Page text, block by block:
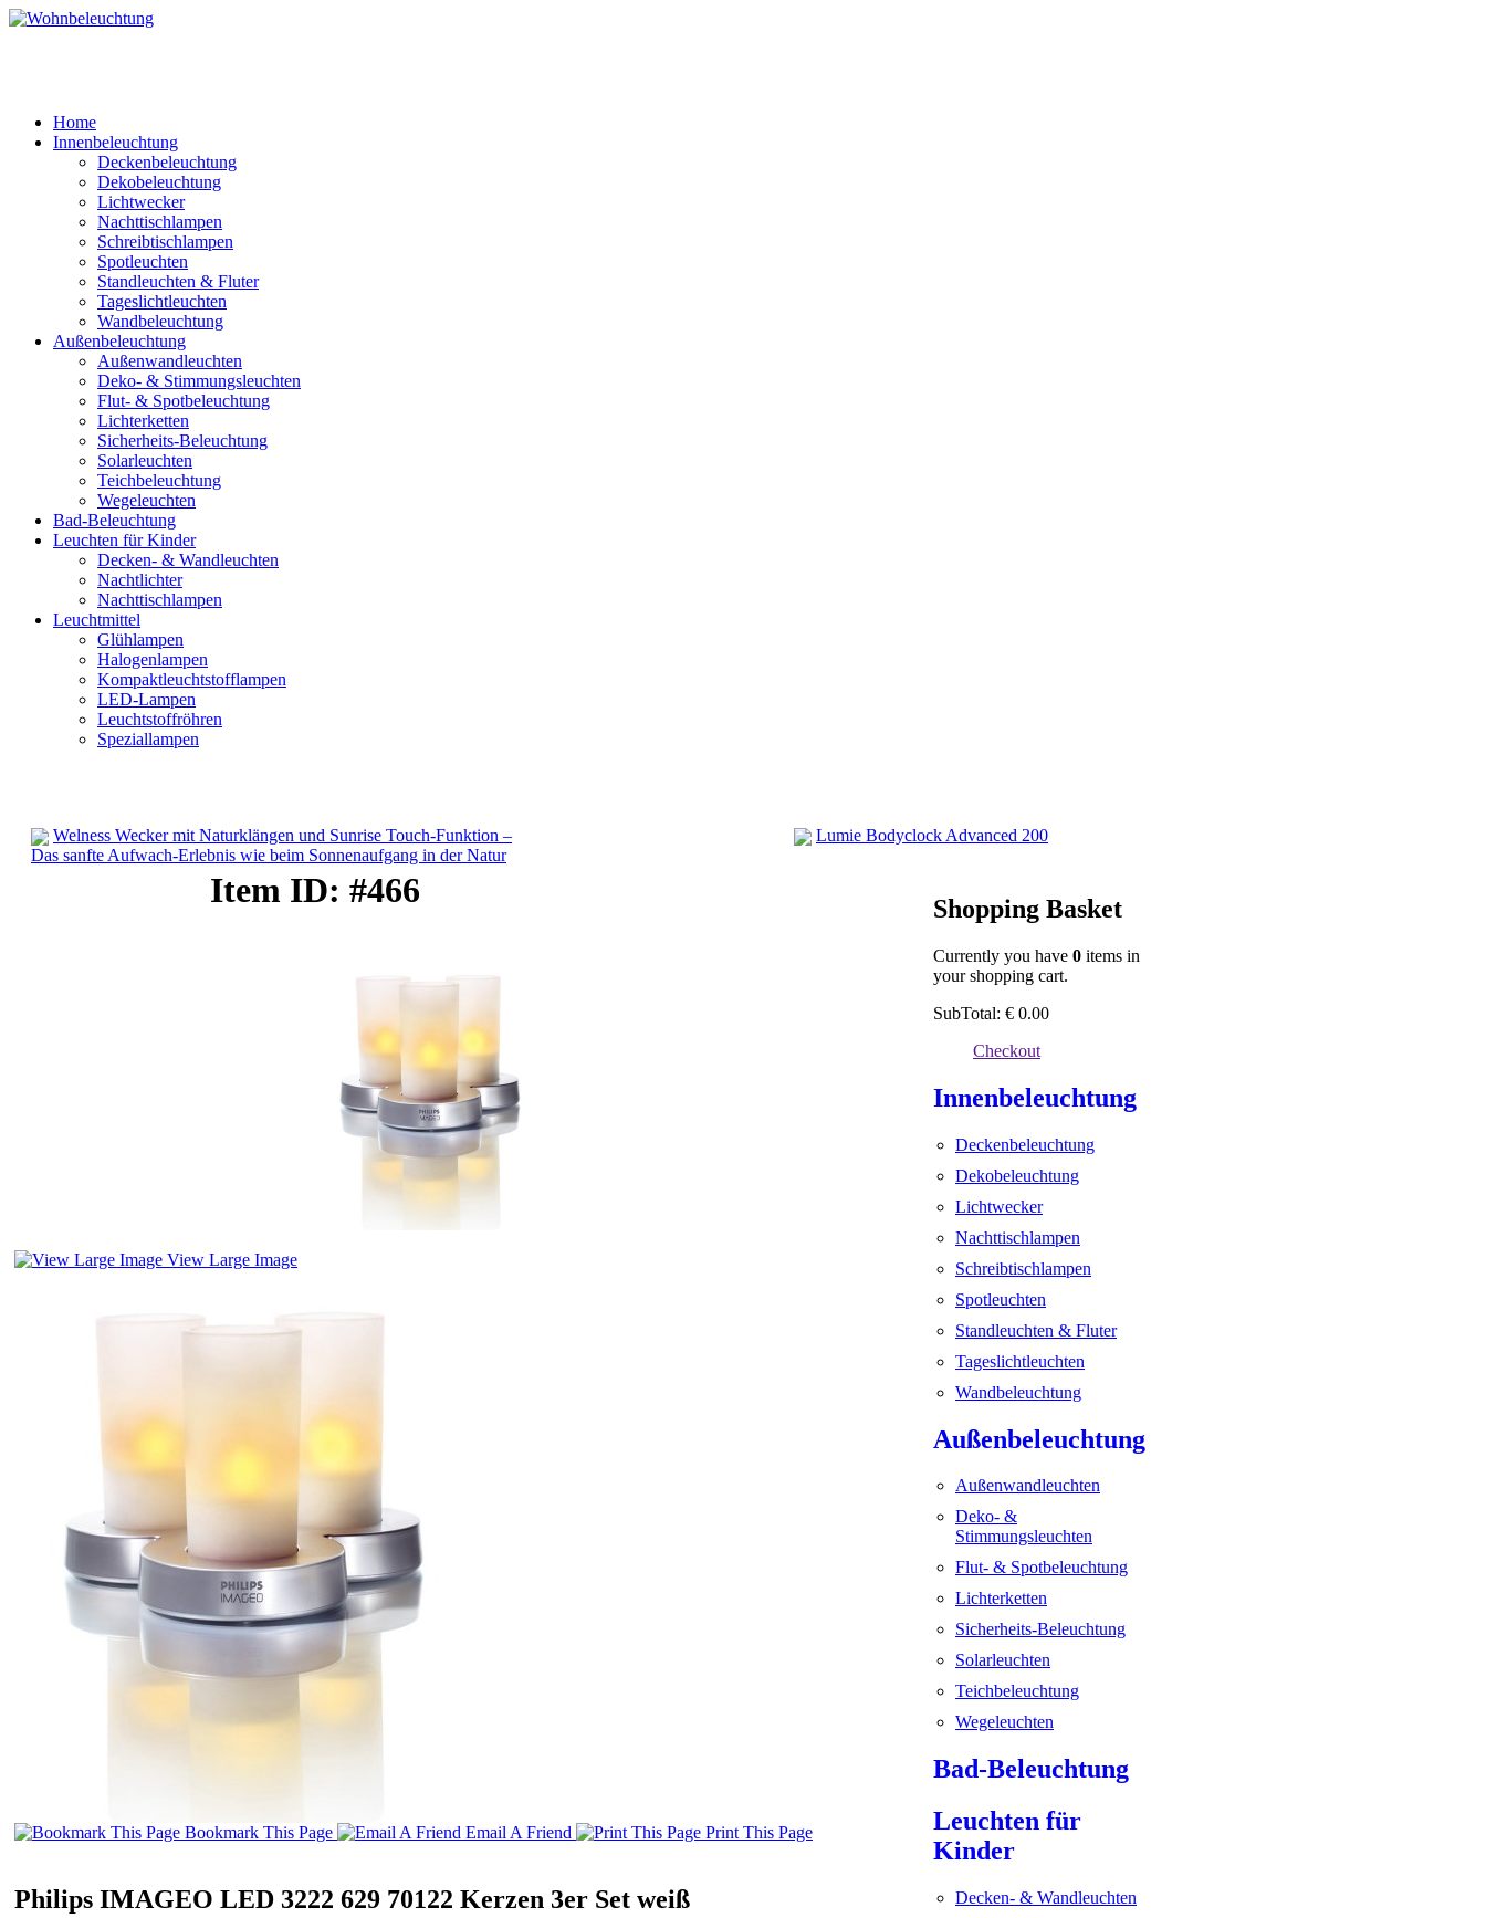
Home
Innenbeleuchtung
Deckenbeleuchtung
Dekobeleuchtung
Lichtwecker
Nachttischlampen
Schreibtischlampen
Spotleuchten
Standleuchten & Fluter
Tageslichtleuchten
Wandbeleuchtung
Außenbeleuchtung
Außenwandleuchten
Deko- & Stimmungsleuchten
Flut- & Spotbeleuchtung
Lichterketten
Sicherheits-Beleuchtung
Solarleuchten
Teichbeleuchtung
Wegeleuchten
Bad-Beleuchtung
Leuchten für Kinder
Decken- & Wandleuchten
Nachtlichter
Nachttischlampen
Leuchtmittel
Glühlampen
Halogenlampen
Kompaktleuchtstofflampen
LED-Lampen
Leuchtstoffröhren
Speziallampen
Welness Wecker mit Naturklängen und Sunrise Touch-Funktion –
Das sanfte Aufwach-Erlebnis wie beim Sonnenaufgang in der Natur
Lumie Bodyclock Advanced 200
Item ID: #466
View Large Image
Bookmark This Page Email A Friend Print This Page
Philips IMAGEO LED 3222 629 70122 Kerzen 3er Set weiß
Shopping Basket
Currently you have 0 items in
your shopping cart.
SubTotal: € 0.00
Checkout
Innenbeleuchtung
Deckenbeleuchtung
Dekobeleuchtung
Lichtwecker
Nachttischlampen
Schreibtischlampen
Spotleuchten
Standleuchten & Fluter
Tageslichtleuchten
Wandbeleuchtung
Außenbeleuchtung
Außenwandleuchten
Deko- &
Stimmungsleuchten
Flut- & Spotbeleuchtung
Lichterketten
Sicherheits-Beleuchtung
Solarleuchten
Teichbeleuchtung
Wegeleuchten
Bad-Beleuchtung
Leuchten für
Kinder
Decken- & Wandleuchten